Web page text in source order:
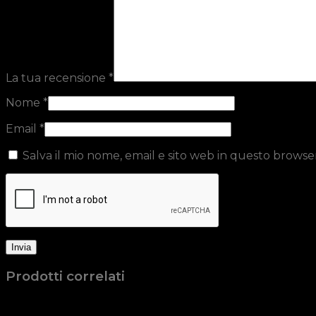
La tua recensione *
Nome *
Email *
Salva il mio nome, email e sito web in questo
Prodotti correlati